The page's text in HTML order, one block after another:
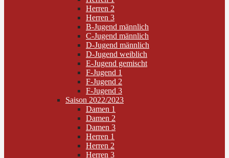
Herren 2
Herren 3
B-Jugend männlich
C-Jugend männlich
D-Jugend männlich
D-Jugend weiblich
E-Jugend gemischt
F-Jugend 1
F-Jugend 2
F-Jugend 3
Saison 2022/2023
Damen 1
Damen 2
Damen 3
Herren 1
Herren 2
Herren 3